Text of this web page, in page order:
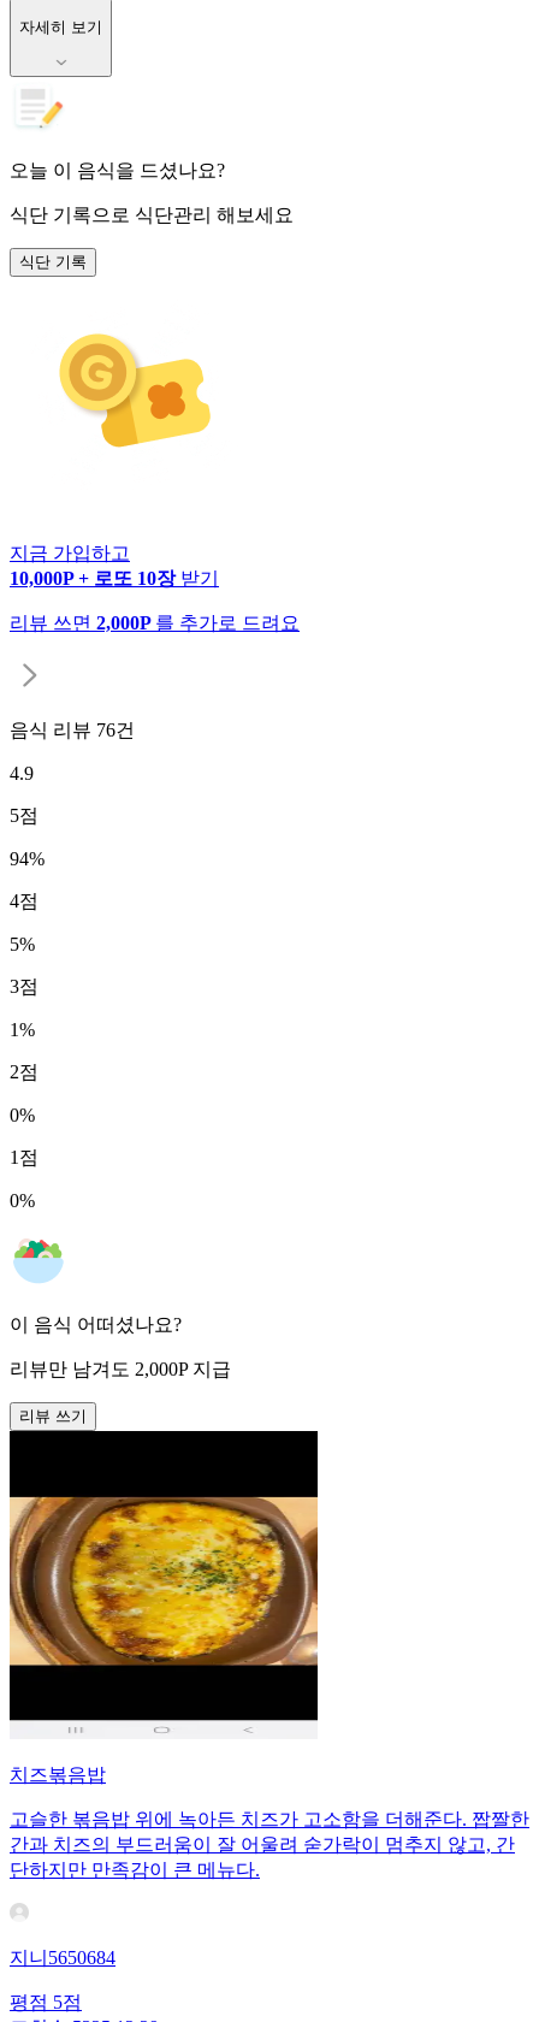
자세히 보기
오늘 이 음식을 드셨나요?
식단 기록으로 식단관리 해보세요
식단 기록
지금 가입하고
10,000P + 로또 10장 받기
리뷰 쓰면 2,000P 를 추가로 드려요
음식 리뷰 76건
4.9
5점
94%
4점
5%
3점
1%
2점
0%
1 점
0%
이 음식 어떠셨나요?
리뷰만 남겨도 2,000P 지급
리뷰 쓰기
치즈볶음밥
고슬한 볶음밥 위에 녹아든 치즈가 고소함을 더해준다. 짭짤한
간과 치즈의 부드러움이 잘 어울려 숟가락이 멈추지 않고, 간
단하지만 만족감이 큰 메뉴다.
지니5650684
평점 5점